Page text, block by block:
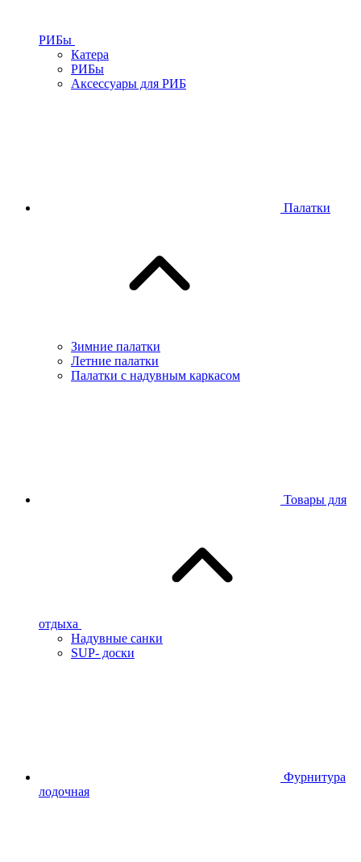
РИБы
Катера
РИБы
Аксессуары для РИБ
Палатки
Зимние палатки
Летние палатки
Палатки с надувным каркасом
Товары для
отдыха
Надувные санки
SUP- доски
Фурнитура
лодочная